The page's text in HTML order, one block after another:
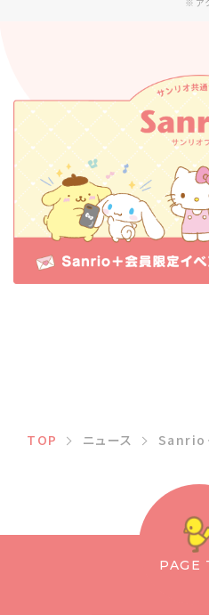
TOP ニュース Sanrio
PAGE